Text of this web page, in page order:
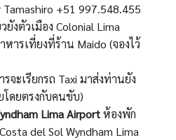
Tamashiro +51 997.548.455
งตัวเมือง Colonial Lima
ารเที่ยงที่ร้าน Maido (จองไว้
จะเรียกรถ Taxi มาส่งท่านยัง
โดยตรงกับคนขับ)
Lima Airportห้องพัก
del Sol Wyndham Lima